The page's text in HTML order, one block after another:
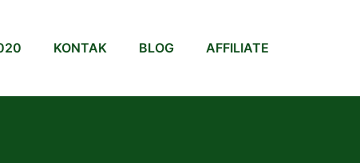
KONTAK BLOG AFFILIATE